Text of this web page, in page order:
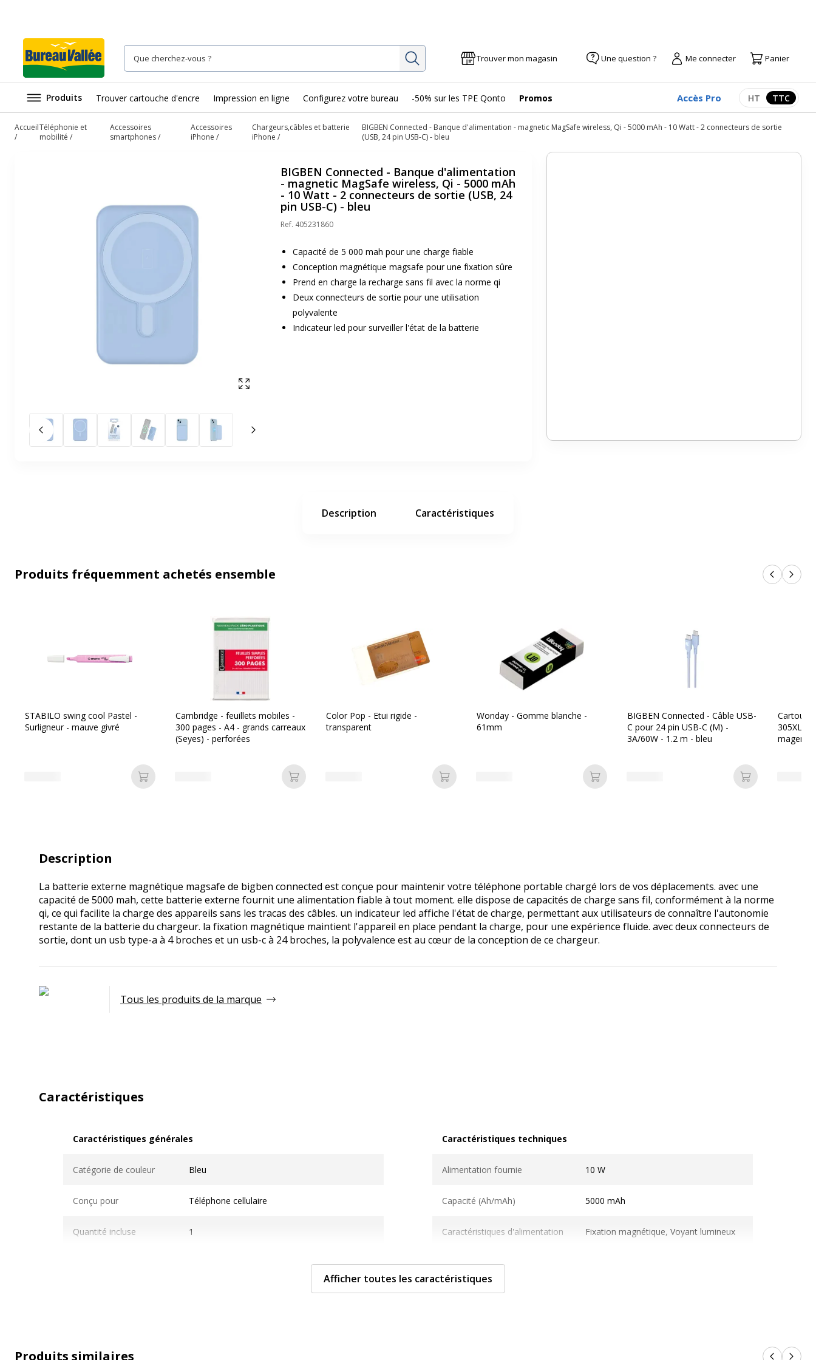
Rechercher Trouver mon magasin Une question ? Me connecter Panier
Produits Trouver cartouche d'encre Impression en ligne Configurez votre bureau -50% sur les TPE Qonto Promos Accès Pro Afficher les
HT TTC
AccueilTéléphonie et
mobilité
Accessoires
smartphones
Accessoires
iPhone
Chargeurs,câbles et batterie
iPhone
BIGBEN Connected - Banque d'alimentation - magnetic MagSafe wireless, Qi - 5000 mAh - 10 Watt - 2 connecteurs de sortie
(USB, 24 pin USB-C) - bleu
Afficher en plein écran
Slide précédent Slide suivant
BIGBEN Connected - Banque d'alimentation
- magnetic MagSafe wireless, Qi - 5000 mAh
- 10 Watt - 2 connecteurs de sortie (USB, 24
pin USB-C) - bleu
Ref. 405231860
Capacité de 5 000 mah pour une charge fiable
Conception magnétique magsafe pour une fixation sûre
Prend en charge la recharge sans fil avec la norme qi
Deux connecteurs de sortie pour une utilisation
polyvalente
Indicateur led pour surveiller l'état de la batterie
Description Caractéristiques
Produits fréquemment achetés ensemble Produits
STABILO swing cool Pastel -
Surligneur - mauve givré
Ajouter au panier
Cambridge - feuillets mobiles -
300 pages - A4 - grands carreaux
(Seyes) - perforées
Ajouter au panier
Color Pop - Etui rigide -
transparent
Ajouter au panier
Wonday - Gomme blanche -
61mm
Ajouter au panier
BIGBEN Connected - Câble USB-
C pour 24 pin USB-C (M) -
3A/60W - 1.2 m - bleu
Ajouter au
305XL -
Description
La batterie externe magnétique magsafe de bigben connected est conçue pour maintenir votre téléphone portable chargé lors de vos déplacements. avec une
capacité de 5000 mah, cette batterie externe fournit une alimentation fiable à tout moment. elle dispose de capacités de charge sans fil, conformément à la norme
qi, ce qui facilite la charge des appareils sans les tracas des câbles. un indicateur led affiche l'état de charge, permettant aux utilisateurs de connaître l'autonomie
restante de la batterie du chargeur. la fixation magnétique maintient l'appareil en place pendant la charge, pour une expérience fluide. avec deux connecteurs de
sortie, dont un usb type-a à 4 broches et un usb-c à 24 broches, la polyvalence est au cœur de la conception de ce chargeur.
Tous les produits de la marque
Caractéristiques
Caractéristiques générales
Catégorie de couleur Bleu
Conçu pour Téléphone cellulaire
Quantité incluse 1
Chargeurs et adaptateurs d'alimentation
Caractéristiques techniques
Alimentation fournie 10 W
Capacité (Ah/mAh) 5000 mAh
Caractéristiques d'alimentation Fixation magnétique, Voyant lumineux
Chargement sans fil
Couleur
Afficher toutes les caractéristiques
Produits similaires